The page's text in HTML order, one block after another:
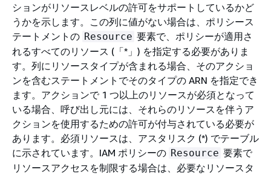
ションがリソースレベルの許可をサポートしているかど
うかを示します。この列に値がない場合は、ポリシース
テートメントの Resource 要素で、ポリシーが適用さ
れるすべてのリソース (「*」) を指定する必要がありま
す。列にリソースタイプが含まれる場合、そのアクショ
ンを含むステートメントでそのタイプの ARN を指定でき
ます。アクションで 1 つ以上のリソースが必須となって
いる場合、呼び出し元には、それらのリソースを伴うア
クションを使用するための許可が付与されている必要が
あります。必須リソースは、アスタリスク (*) でテーブル
に示されています。IAM ポリシーの Resource 要素で
リソースアクセスを制限する場合は、必要なリソースタ